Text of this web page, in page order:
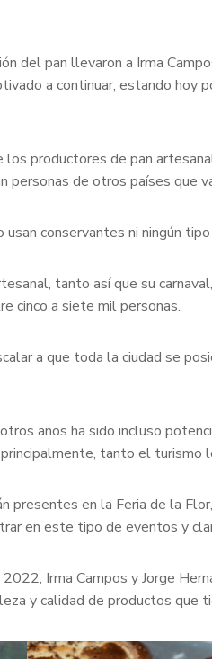
del pan llevaron a Irma
a continuar, estando hoy
productores de pan
de otros países que
conservantes ni ningún
tanto así que su
cinco a siete mil personas.
a que toda la ciudad se
años ha sido incluso
tanto el turismo
presentes en la Feria de la
en este tipo de eventos y
Irma Campos y Jorge
y calidad de productos que